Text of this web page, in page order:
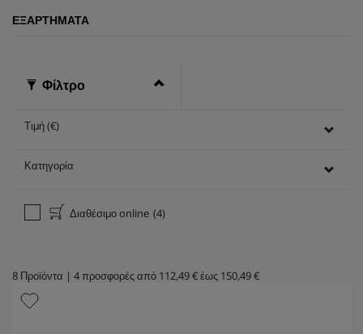
ΕΞΑΡΤΉΜΑΤΑ
Φίλτρο
Τιμή (€)
Κατηγορία
Διαθέσιμο online (4)
8 Προϊόντα | 4προσφορές από 112,49 €έως 150,49 €